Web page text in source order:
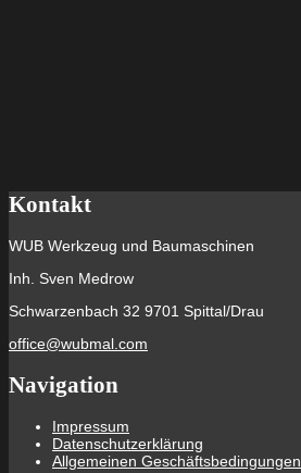
Suche
Kontakt
WUB Werkzeug und Baumaschinen
Inh. Sven Medrow
Schwarzenbach 32 9701 Spittal/Drau
office@wubmal.com
Navigation
Impressum
Datenschutzerklärung
Allgemeinen Geschäftsbedingungen